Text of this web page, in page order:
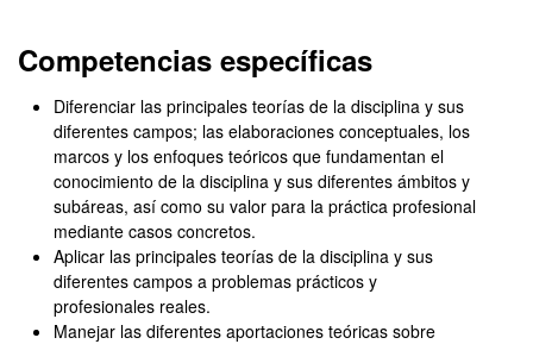
Competencias específicas
Diferenciar las principales teorías de la disciplina y sus
diferentes campos; las elaboraciones conceptuales, los
marcos y los enfoques teóricos que fundamentan el
conocimiento de la disciplina y sus diferentes ámbitos y
subáreas, así como su valor para la práctica profesional
mediante casos concretos.
Aplicar las principales teorías de la disciplina y sus
diferentes campos a problemas prácticos y
profesionales reales.
Manejar las diferentes aportaciones teóricas sobre